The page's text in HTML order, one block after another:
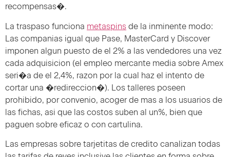
recompensas�.
La traspaso funciona metaspins de la inminente modo:
Las companias igual que Pase, MasterCard y Discover
imponen algun puesto de el 2% a las vendedores una vez
cada adquisicion (el empleo mercante media sobre Amex
seri�a de el 2,4%, razon por la cual haz el intento de
cortar una �redireccion�). Los talleres poseen
prohibido, por convenio, acoger de mas a los usuarios de
las fichas, asi que las costos suben al un%, bien que
paguen sobre eficaz o con cartulina.
Las empresas sobre tarjetitas de credito canalizan todas